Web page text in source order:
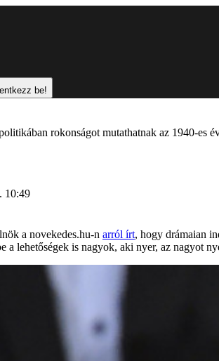
be!
rokonságot mutathatnak az 1940-es
10:49
a novekedes.hu-n arról írt, hogy drámaian
a lehetőségek is nagyok, aki nyer, az nagyot